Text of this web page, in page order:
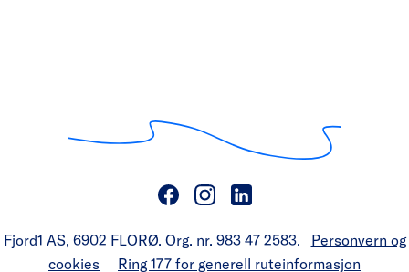
Fjord1 AS, 6902 FLORØ. Org. nr. 983 47 2583. Personvern og
cookies
Ring 177 for generell ruteinformasjon